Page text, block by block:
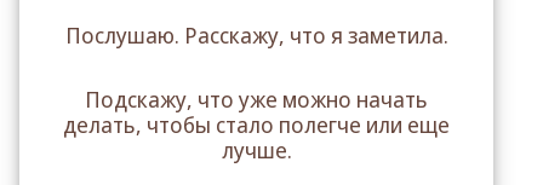
Послушаю. Расскажу, что я заметила.
Подскажу, что уже можно начать
делать, чтобы стало полегче или еще
лучше.